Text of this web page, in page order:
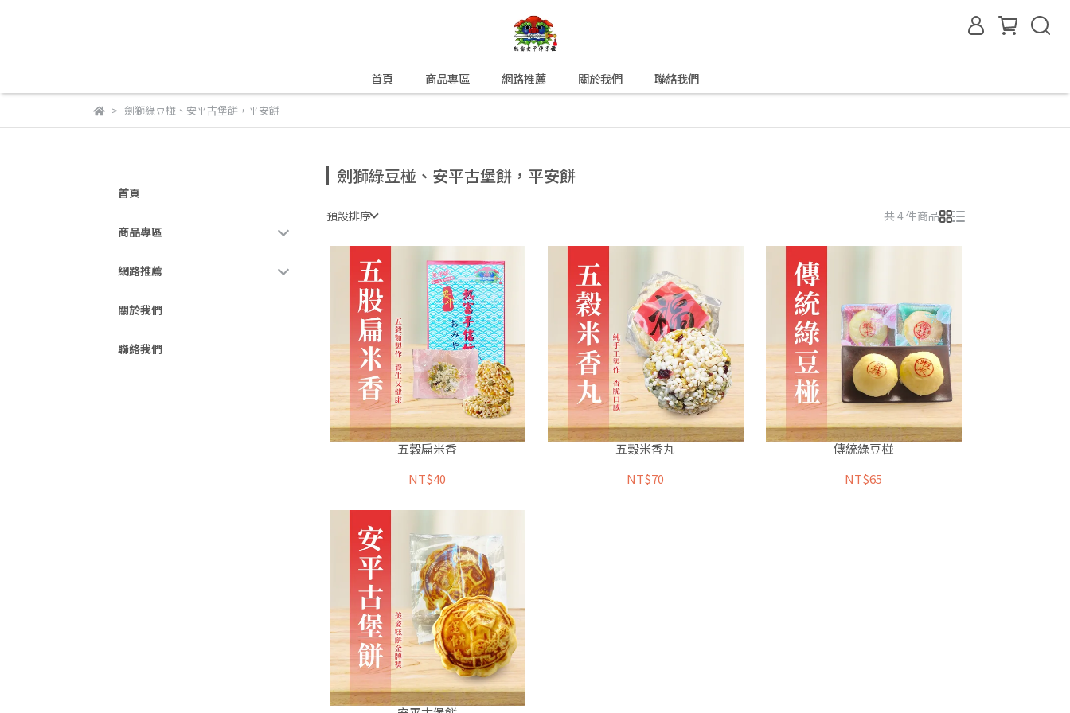
首頁 商品專區 網路推薦 關於我們 聯絡我們
劍獅綠豆椪、安平古堡餅，平安餅
首頁
商品專區
網路推薦
關於我們
聯絡我們
劍獅綠豆椪、安平古堡餅，平安餅
預設排序 共 4 件商品
五穀扁米香
NT$40
五穀米香丸
NT$70
傳統綠豆椪
NT$65